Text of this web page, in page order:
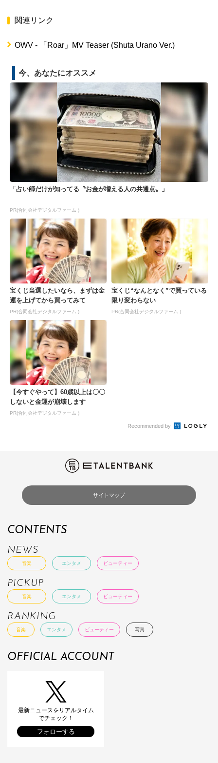
関連リンク
OWV - 「Roar」MV Teaser (Shuta Urano Ver.)
今、あなたにオススメ
「占い師だけが知ってる〝お金が増える人の共通点〟」
PR(合同会社デジタルファーム )
宝くじ当選したいなら、まずは金
運を上げてから買ってみて
PR(合同会社デジタルファーム )
宝くじ“なんとなく”で買っている
限り変わらない
PR(合同会社デジタルファーム )
【今すぐやって】60歳以上は〇〇
しないと金運が崩壊します
PR(合同会社デジタルファーム )
Recommended by
サイトマップ
CONTENTS
NEWS
音楽 エンタメ ビューティー
PICKUP
音楽 エンタメ ビューティー
RANKING
音楽 エンタメ ビューティー 写真
OFFICIAL ACCOUNT
最新ニュースをリアルタイム
でチェック！
フォローする